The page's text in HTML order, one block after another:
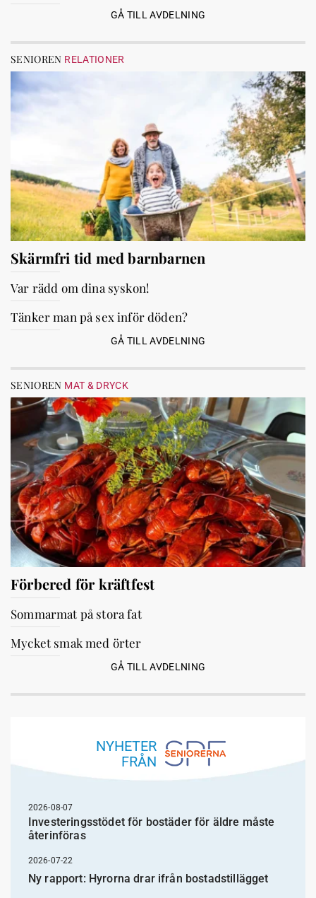
GÅ TILL AVDELNING
SENIOREN RELATIONER
Skärmfri tid med barnbarnen
Var rädd om dina syskon!
Tänker man på sex inför döden?
GÅ TILL AVDELNING
SENIOREN MAT & DRYCK
Förbered för kräftfest
Sommarmat på stora fat
Mycket smak med örter
GÅ TILL AVDELNING
NYHETER
FRÅN
2026-08-07
Investeringsstödet för bostäder för äldre måste
återinföras
2026-07-22
Ny rapport: Hyrorna drar ifrån bostadstillägget